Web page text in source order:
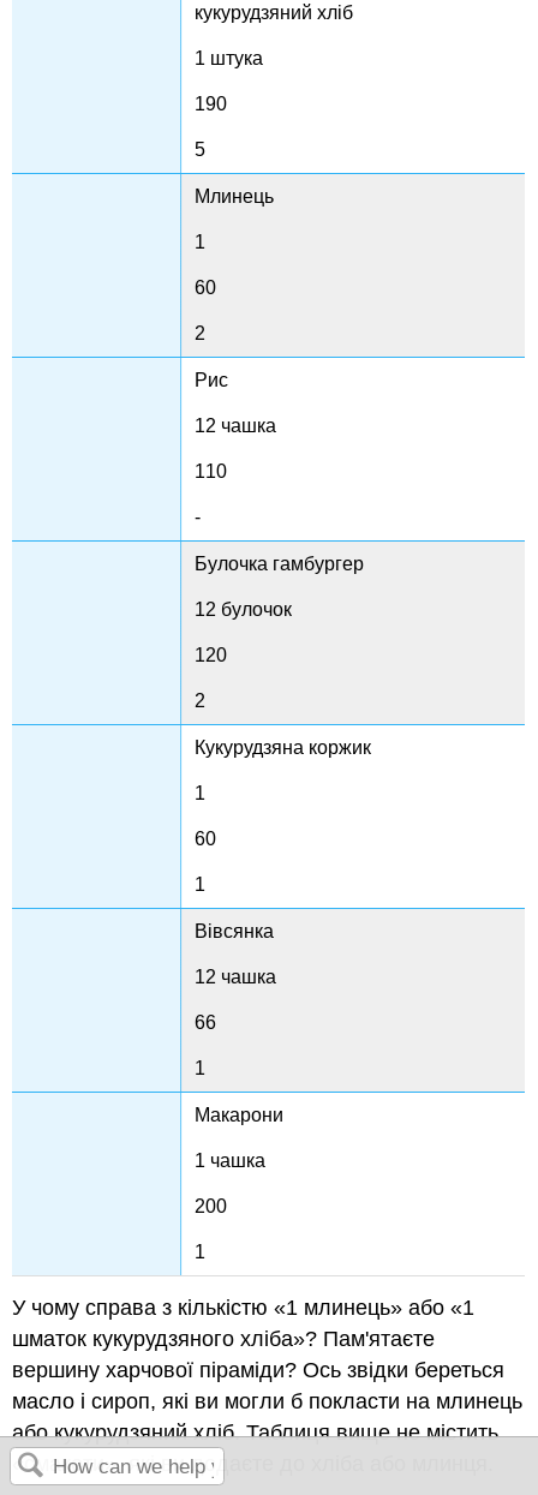
кукурудзяний хліб
1 штука
190
5
Млинець
1
60
2
Рис
12 чашка
110
-
Булочка гамбургер
12 булочок
120
2
Кукурудзяна коржик
1
60
1
Вівсянка
12 чашка
66
1
Макарони
1 чашка
200
1
У чому справа з кількістю «1 млинець» або «1
шматок кукурудзяного хліба»? Пам'ятаєте
вершину харчової піраміди? Ось звідки береться
масло і сироп, які ви могли б покласти на млинець
або кукурудзяний хліб. Таблиця вище не містить
«смакоти», які ви додаєте до хліба або млинця.